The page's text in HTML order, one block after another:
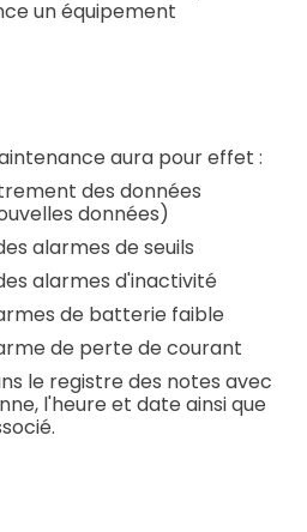
un équipement
aura pour effet :
des données
données)
alarmes de seuils
alarmes d'inactivité
de batterie faible
de perte de courant
le registre des notes avec
l'heure et date ainsi que